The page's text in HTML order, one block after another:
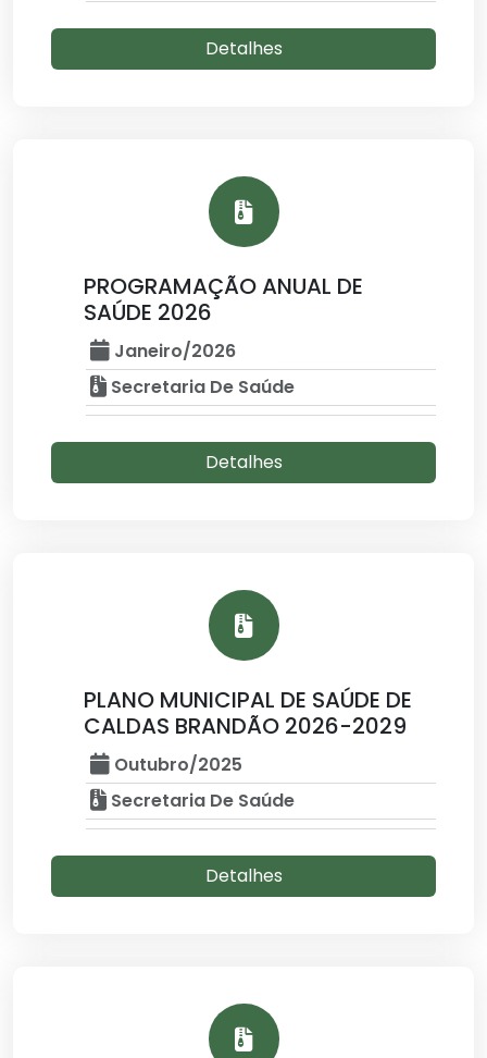
Detalhes
PROGRAMAÇÃO ANUAL DE
SAÚDE 2026
Janeiro/2026
Secretaria De Saúde
Detalhes
PLANO MUNICIPAL DE SAÚDE DE
CALDAS BRANDÃO 2026-2029
Outubro/2025
Secretaria De Saúde
Detalhes